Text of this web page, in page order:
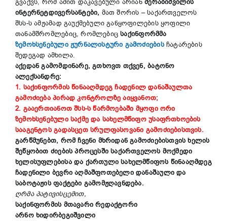
გვაქვს, რომ ამით დაკავებული არიანმერაბიშვილის
ინტერნეტდივერსანტები, მათ შორის – საქართველოს
შსს-ს ამჟამად გაუქმებული განყოფილების ყოფილი
თანამშრომლებიც, რომლებიცსაქინფორმმა
ზემოხსენებული ჟურნალისტური გამოძიებისჩატარების
შედეგად ამხილა.
აქედან გამომდინარე, გთხოვთ თქვენ, ბატონო
ალექსანდრე:
1. საქინფორმის წინააღმდეგ ჩადენილ დანაშაულთა
გამოძიება პირად კონტროლზე აიყვანოთ;
2. გააერთიანოთ შსს-ს წარმოებაში მყოფი ორი
ზემოხსენებული საქმე და სახელმწიფო უსაფრთხოების
სააგენტოს გადასცეთ სრულფასოვანი გამოძიებისთვის.
გარწმუნებთ, რომ ჩვენი მხრიდან გამოძიებისთვის ხელის
შეწყობით ძიების პროცესში საქართველოს მოქმედი
ხელისუფლებისა და ქართული სახელმწიფოს წინააღმდეგ
ჩადენილი ბევრი აღმაშფოთებელი დანაშაული და
საბოტაჟის ფაქტები გამომჟღავნდება.
ღრმა პატივისცემით,
საქინფორმის მთავარი რედაქტორი
არნო ხიდირბეგიშვილი